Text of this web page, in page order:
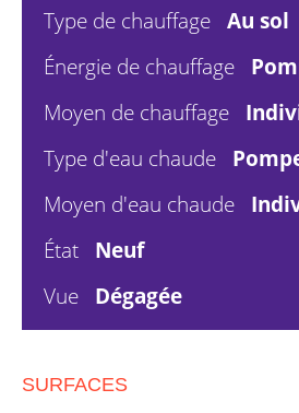
Type de chauffage Au sol
Énergie de chauffage
Moyen de chauffage
Type d'eau chaude
Moyen d'eau chaude
État Neuf
Vue Dégagée
SURFACES